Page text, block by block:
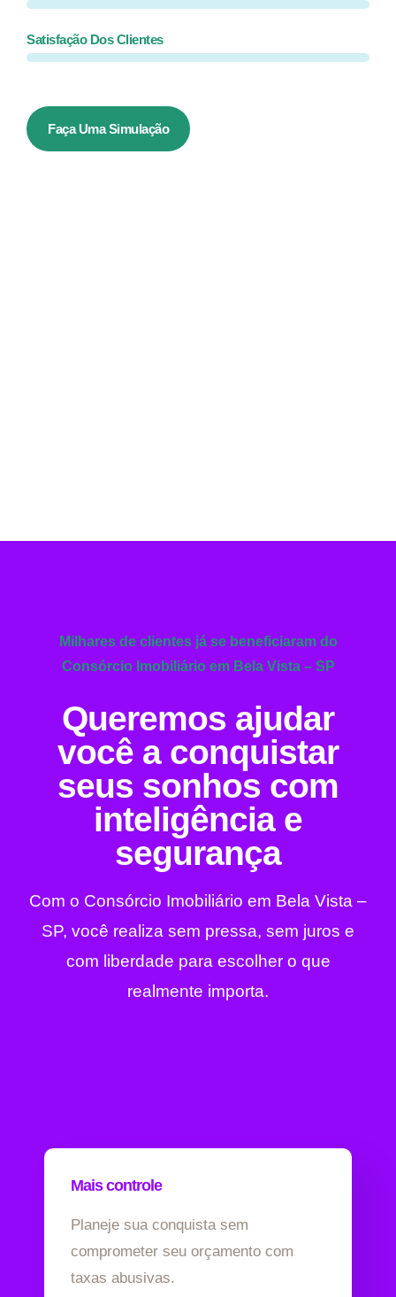
Satisfação Dos Clientes
Faça Uma Simulação
Milhares de clientes já se beneficiaram do
Consórcio Imobiliário em Bela Vista – SP
Queremos ajudar
você a conquistar
seus sonhos com
inteligência e
segurança
Com o Consórcio Imobiliário em Bela Vista –
SP, você realiza sem pressa, sem juros e
com liberdade para escolher o que
realmente importa.
Mais controle
Planeje sua conquista sem
comprometer seu orçamento com
taxas abusivas.